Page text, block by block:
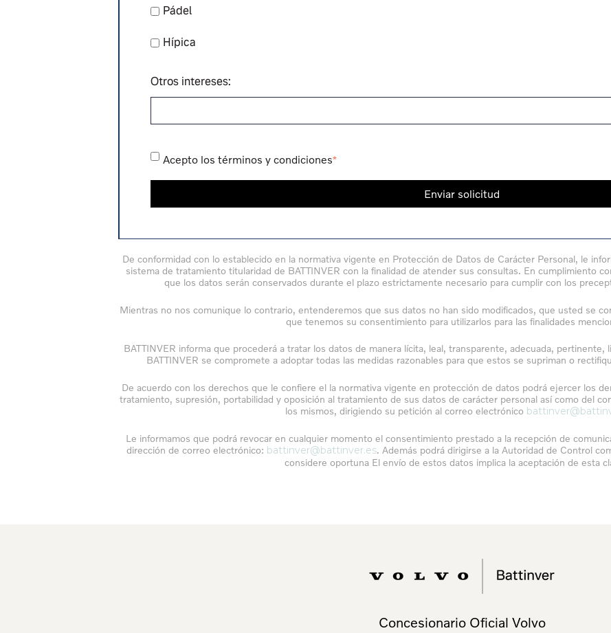
Pádel
Hípica
Otros intereses:
Acepto los términos y condiciones*
De conformidad con lo establecido en la normativa vigente en Protección de Datos de Carácter Personal, le
sistema de tratamiento titularidad de BATTINVER con la finalidad de atender sus consultas. En cumplimiento
que los datos serán conservados durante el plazo estrictamente necesario para cumplir con los
Mientras no nos comunique lo contrario, entenderemos que sus datos no han sido modificados, que usted se
que tenemos su consentimiento para utilizarlos para las finalidades
BATTINVER informa que procederá a tratar los datos de manera lícita, leal, transparente, adecuada, pertinente,
BATTINVER se compromete a adoptar todas las medidas razonables para que estos se supriman o
De acuerdo con los derechos que le confiere el la normativa vigente en protección de datos podrá ejercer los
tratamiento, supresión, portabilidad y oposición al tratamiento de sus datos de carácter personal así como del
los mismos, dirigiendo su petición al correo electrónico
Le informamos que podrá revocar en cualquier momento el consentimiento prestado a la recepción de
dirección de correo electrónico: battinver@battinver.es. Además podrá dirigirse a la Autoridad de Control
considere oportuna El envío de estos datos implica la aceptación de esta
Concesionario Oficial Volvo